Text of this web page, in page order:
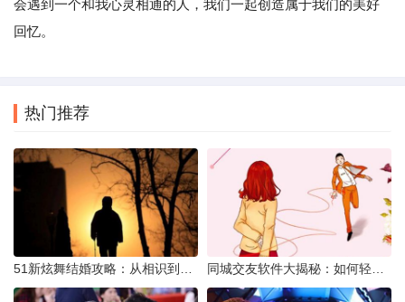
会遇到一个和我心灵相通的人，我们一起创造属于我们的美好
回忆。
热门推荐